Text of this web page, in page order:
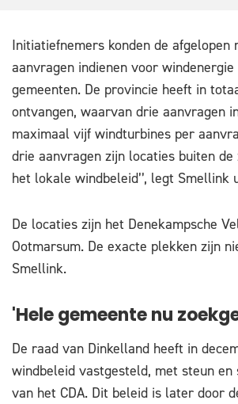
Initiatiefnemers konden de afgelopen
aanvragen indienen voor
gemeenten. De provincie heeft in
ontvangen, waarvan drie aanvragen
maximaal vijf windturbines per
drie aanvragen zijn locaties buiten de
het lokale windbeleid’’, legt Smellink
De locaties zijn het Denekampsche
Ootmarsum. De exacte plekken zijn
Smellink.
'Hele gemeente nu
De raad van Dinkelland heeft in
windbeleid vastgesteld, met steun
van het CDA. Dit beleid is later door